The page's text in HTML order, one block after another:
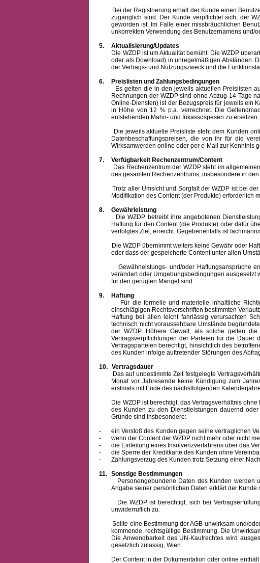
Bei der Registrierung erhält der Kunde einen
zugänglich sind. Der Kunde verpflichtet sich, der
geworden ist. Im Falle einer missbräuchlichen
unkorrekten Verwendung des Benutzernamens und/
5.
Aktualisierung/Updates
Die WZDP ist um Aktualität bemüht. Die WZDP
oder als Download) in unregelmäßigen Abständen.
der Vertrags- und Nutzungszweck und die
6.
Preislisten und Zahlungsbedingungen
Es gelten die in den jeweils aktuellen Preislisten
Rechnungen der WZDP sind ohne Abzug 14 Tage
Online-Diensten) ist der Bezugspreis für jeweils ein
in Höhe von 12 % p.a. verrechnet. Die
entstehenden Mahn- und Inkassospesen zu ersetzen.
Die jeweils aktuelle Preisliste steht dem Kunden
Datenbeschaffungspreisen, die von ihr für die
Wirksamwerden online oder per e-Mail zur Kenntnis
7.
Verfügbarkeit Rechenzentrum/Content
Das Rechenzentrum der WZDP steht im allgemeinen
des gesamten Rechenzentrums, insbesondere in
Trotz aller Umsicht und Sorgfalt der WZDP ist bei der
Modifikation des Content (der Produkte) erforderlich
8.
Gewährleistung
Die WZDP betreibt ihre angebotenen
Haftung für den Content (die Produkte) oder dafür
verfolgtes Ziel, erreicht. Gegebenenfalls ist
Die WZDP übernimmt weiters keine Gewähr oder
oder dass der gespeicherte Content unter allen
Gewährleistungs- und/oder Haftungsansprüche
verändert oder Umgebungsbedingungen ausgesetzt
für den gerügten Mangel sind.
9.
Haftung
Für die formelle und materielle inhaltliche
einschlägigen Rechtsvorschriften bestimmten
Haftung bei allen leicht fahrlässig verursachten
technisch nicht voraussehbare Umstände
der WZDP. Höhere Gewalt, als solche gelten
Vertragsverpflichtungen der Parteien für die
Vertragsparteien berechtigt, hinsichtlich des
des Kunden infolge auftretender Störungen des
10. Vertragsdauer
Das auf unbestimmte Zeit festgelegte
Monat vor Jahresende keine Kündigung zum
erstmals mit Ende des nächstfolgenden
Die WZDP ist berechtigt, das Vertragsverhältnis ohne
des Kunden zu den Dienstleistungen dauernd
Gründe sind insbesondere:
-
ein Verstoß des Kunden gegen seine vertraglichen
-
wenn der Content der WZDP nicht mehr oder nicht
-
die Einleitung eines Insolvenzverfahrens über das
-
die Sperre der Kreditkarte des Kunden ohne
-
Zahlungsverzug des Kunden trotz Setzung einer
11. Sonstige Bestimmungen
Personengebundene Daten des Kunden werden
Angabe seiner persönlichen Daten erklärt der
Die WZDP ist berechtigt, sich bei Vertragserfüllung
unwiderruflich zu.
Sollte eine Bestimmung der AGB unwirksam und/oder
kommende, rechtsgültige Bestimmung. Die
Die Anwendbarkeit des UN-Kaufrechtes wird
gesetzlich zulässig, Wien.
Der Content in der Dokumentation oder online enthält